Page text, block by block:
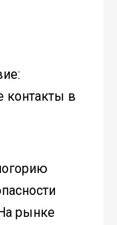
рынке